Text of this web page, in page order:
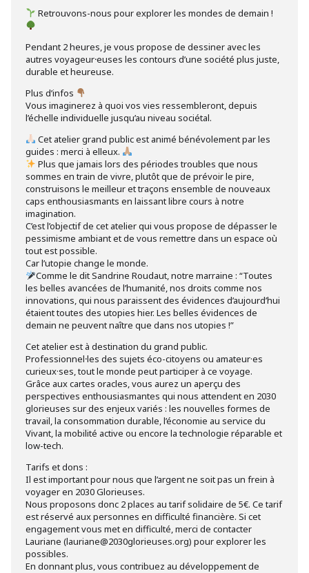
Retrouvons-nous pour explorer les mondes de demain !
Pendant 2 heures, je vous propose de dessiner avec les
autres voyageur⸱euses les contours d’une société plus juste,
durable et heureuse.
Plus d’infos
Vous imaginerez à quoi vos vies ressembleront, depuis
l’échelle individuelle jusqu’au niveau sociétal.
Cet atelier grand public est animé bénévolement par les
guides : merci à elleux.
Plus que jamais lors des périodes troubles que nous
sommes en train de vivre, plutôt que de prévoir le pire,
construisons le meilleur et traçons ensemble de nouveaux
caps enthousiasmants en laissant libre cours à notre
imagination.
C’est l’objectif de cet atelier qui vous propose de dépasser le
pessimisme ambiant et de vous remettre dans un espace où
tout est possible.
Car l’utopie change le monde.
Comme le dit Sandrine Roudaut, notre marraine : “Toutes
les belles avancées de l’humanité, nos droits comme nos
innovations, qui nous paraissent des évidences d’aujourd’hui
étaient toutes des utopies hier. Les belles évidences de
demain ne peuvent naître que dans nos utopies !”
Cet atelier est à destination du grand public.
Professionnel⸱les des sujets éco-citoyens ou amateur·es
curieux·ses, tout le monde peut participer à ce voyage.
Grâce aux cartes oracles, vous aurez un aperçu des
perspectives enthousiasmantes qui nous attendent en 2030
glorieuses sur des enjeux variés : les nouvelles formes de
travail, la consommation durable, l’économie au service du
Vivant, la mobilité active ou encore la technologie réparable et
low-tech.
Tarifs et dons :
Il est important pour nous que l’argent ne soit pas un frein à
voyager en 2030 Glorieuses.
Nous proposons donc 2 places au tarif solidaire de 5€. Ce tarif
est réservé aux personnes en difficulté financière. Si cet
engagement vous met en difficulté, merci de contacter
Lauriane (lauriane@2030glorieuses.org) pour explorer les
possibles.
En donnant plus, vous contribuez au développement de